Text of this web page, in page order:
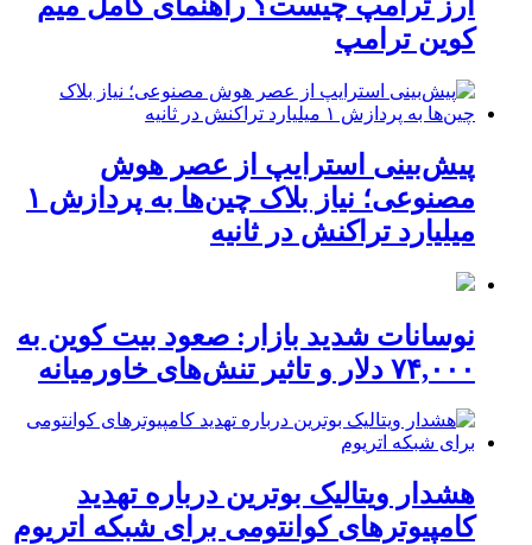
کوین ترامپ
پیش‌بینی استرایپ از عصر هوش
مصنوعی؛ نیاز بلاک چین‌ها به پردازش ۱
میلیارد تراکنش در ثانیه
نوسانات شدید بازار: صعود بیت کوین به
۷۴,۰۰۰ دلار و تاثیر تنش‌های خاورمیانه
هشدار ویتالیک بوترین درباره تهدید
کامپیوترهای کوانتومی برای شبکه اتریوم